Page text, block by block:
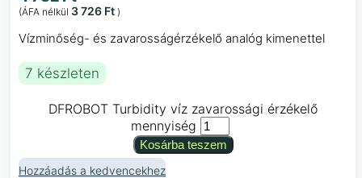
(ÁFA nélkül 3 726 Ft )
Vízminőség- és zavarosságérzékelő analóg kimenettel
7 készleten
DFROBOT Turbidity víz zavarossági érzékelő
mennyiség
Kosárba teszem
Hozzáadás a kedvencekhez